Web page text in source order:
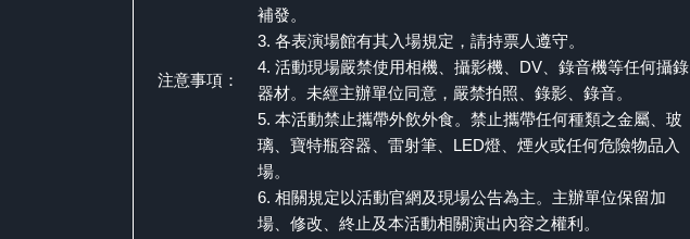
注意事項：
補發。
3. 各表演場館有其入場規定，請持票人遵守。
4. 活動現場嚴禁使用相機、攝影機、DV、錄音機等任何攝錄
器材。未經主辦單位同意，嚴禁拍照、錄影、錄音。
5. 本活動禁止攜帶外飲外食。禁止攜帶任何種類之金屬、玻
璃、寶特瓶容器、雷射筆、LED燈、煙火或任何危險物品入
場。
6. 相關規定以活動官網及現場公告為主。主辦單位保留加
場、修改、終止及本活動相關演出內容之權利。